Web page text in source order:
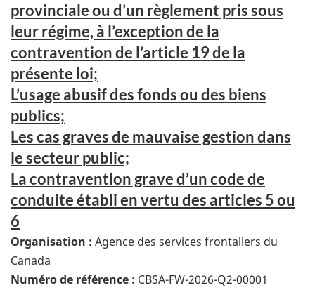
provinciale ou d’un règlement pris sous
leur régime, à l’exception de la
contravention de l’article 19 de la
présente loi;
L’usage abusif des fonds ou des biens
publics;
Les cas graves de mauvaise gestion dans
le secteur public;
La contravention grave d’un code de
conduite établi en vertu des articles 5 ou
6
Organisation : Agence des services frontaliers du
Canada
Numéro de référence : CBSA-FW-2026-Q2-00001